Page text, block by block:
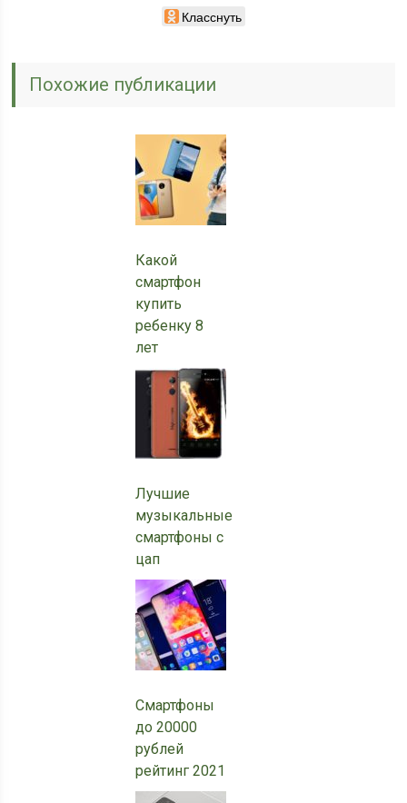
Класснуть
Похожие публикации
Какой
смартфон
купить
ребенку 8
лет
Лучшие
музыкальные
смартфоны с
цап
Смартфоны
до 20000
рублей
рейтинг 2021